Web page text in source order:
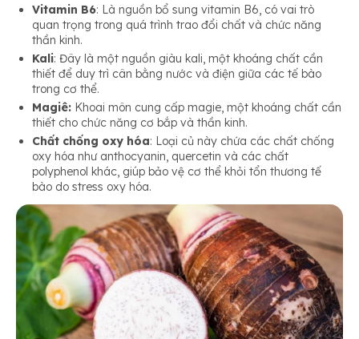
Vitamin B6: Là nguồn bổ sung vitamin B6, có vai trò
quan trọng trong quá trình trao đổi chất và chức năng
thần kinh.
Kali: Đây là một nguồn giàu kali, một khoáng chất cần
thiết để duy trì cân bằng nước và điện giữa các tế bào
trong cơ thể.
Magiê: Khoai môn cung cấp magie, một khoáng chất cần
thiết cho chức năng cơ bắp và thần kinh.
Chất chống oxy hóa: Loại củ này chứa các chất chống
oxy hóa như anthocyanin, quercetin và các chất
polyphenol khác, giúp bảo vệ cơ thể khỏi tổn thương tế
bào do stress oxy hóa.